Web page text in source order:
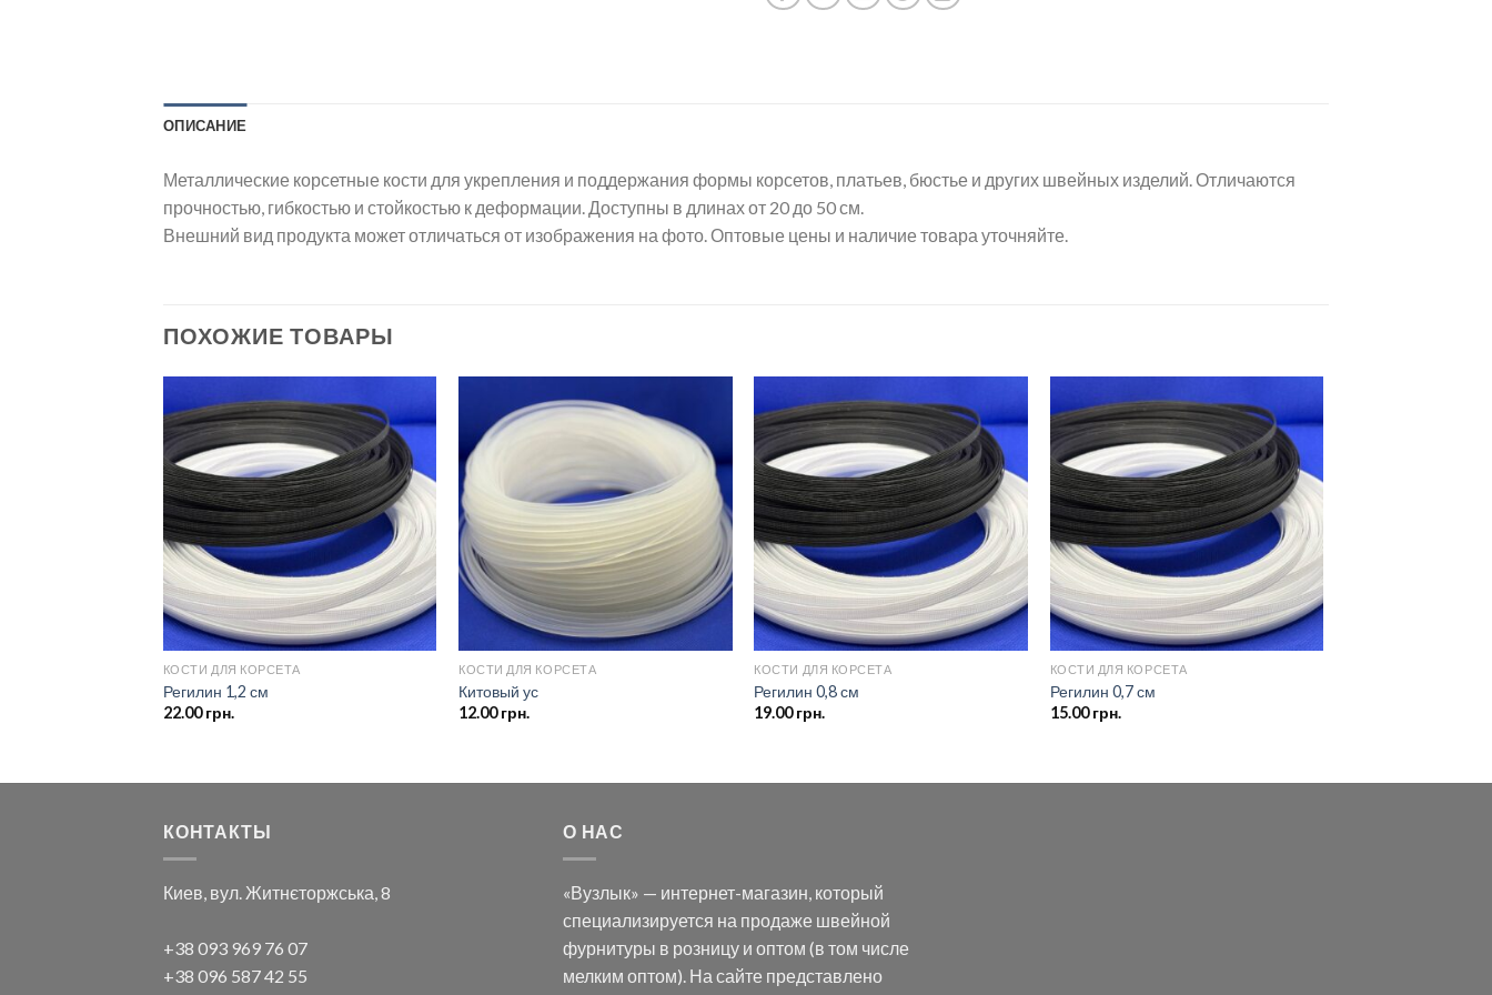
ОПИСАНИЕ
Металлические корсетные кости для укрепления и поддержания формы корсетов, платьев, бюстье и других швейных изделий. Отличаются
прочностью, гибкостью и стойкостью к деформации. Доступны в длинах от 20 до 50 см.
Внешний вид продукта может отличаться от изображения на фото. Оптовые цены и наличие товара уточняйте.
ПОХОЖИЕ ТОВАРЫ
Добавить
в список
желаний
КОСТИ ДЛЯ КОРСЕТА
Регилин 1,2 см
22.00грн.
Добавить
в список
желаний
КОСТИ ДЛЯ КОРСЕТА
Китовый ус
12.00грн.
Добавить
в список
желаний
КОСТИ ДЛЯ КОРСЕТА
Регилин 0,8 см
19.00грн.
Добавить
в список
желаний
КОСТИ ДЛЯ КОРСЕТА
Регилин 0,7 см
15.00грн.
КОНТАКТЫ
Киев, вул. Житнєторжська, 8
+38 093 969 76 07
+38 096 587 42 55
О НАС
«Вузлык» — интернет-магазин, который
специализируется на продаже швейной
фурнитуры в розницу и оптом (в том числе
мелким оптом). На сайте представлено